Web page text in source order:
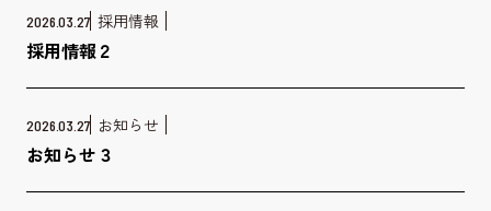
2026.03.27 採用情報
採用情報２
2026.03.27 お知らせ
お知らせ３